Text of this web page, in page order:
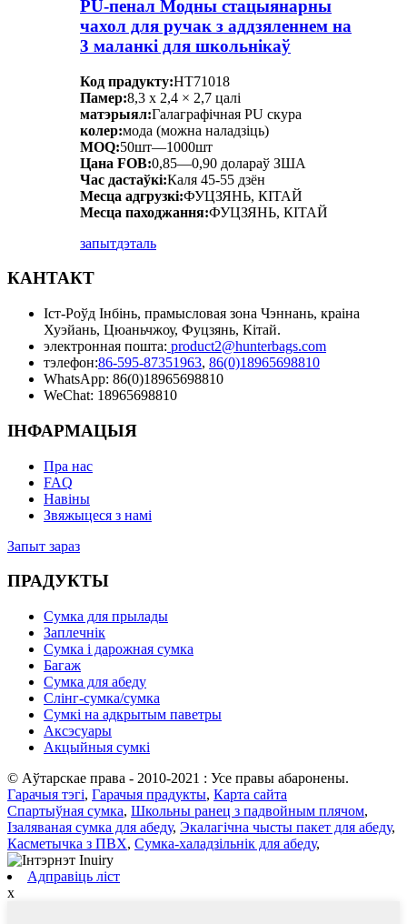
PU-пенал Модны стацыянарны
чахол для ручак з аддзяленнем на
3 маланкі для школьнікаў
Код прадукту:HT71018
Памер:8,3 х 2,4 × 2,7 цалі
матэрыял:Галаграфічная PU скура
колер:мода (можна наладзіць)
MOQ:50шт—1000шт
Цана FOB:0,85—0,90 долараў ЗША
Час дастаўкі:Каля 45-55 дзён
Месца адгрузкі:ФУЦЗЯНЬ, КІТАЙ
Месца паходжання:ФУЦЗЯНЬ, КІТАЙ
запытдэталь
КАНТАКТ
Іст-Роўд Інбінь, прамысловая зона Чэннань, краіна
Хуэйань, Цюаньчжоу, Фуцзянь, Кітай.
электронная пошта: product2@hunterbags.com
тэлефон:86-595-87351963, 86(0)18965698810
WhatsApp: 86(0)18965698810
WeChat: 18965698810
ІНФАРМАЦЫЯ
Пра нас
FAQ
Навіны
Звяжыцеся з намі
Запыт зараз
ПРАДУКТЫ
Сумка для прылады
Заплечнік
Сумка і дарожная сумка
Багаж
Сумка для абеду
Слінг-сумка/сумка
Сумкі на адкрытым паветры
Аксэсуары
Акцыйныя сумкі
© Аўтарскае права - 2010-2021 : Усе правы абаронены.
Гарачыя тэгі, Гарачыя прадукты, Карта сайта
Спартыўная сумка, Школьны ранец з падвойным плячом,
Ізаляваная сумка для абеду, Экалагічна чысты пакет для абеду,
Касметычка з ПВХ, Сумка-халадзільнік для абеду,
Адправіць ліст
x